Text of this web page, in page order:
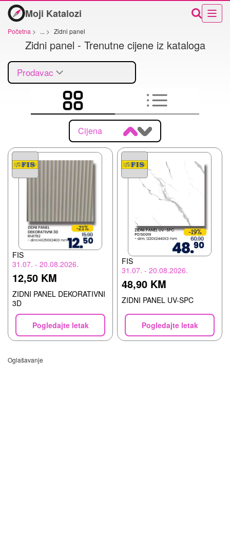
Moji Katalozi
Početna > ... > Zidni panel
Zidni panel - Trenutne cijene iz kataloga
Prodavac
Cijena
FIS
31.07. - 20.08.2026.
12,50 KM
ZIDNI PANEL DEKORATIVNI
3D
Pogledajte letak
FIS
31.07. - 20.08.2026.
48,90 KM
ZIDNI PANEL UV-SPC
Pogledajte letak
Oglašavanje